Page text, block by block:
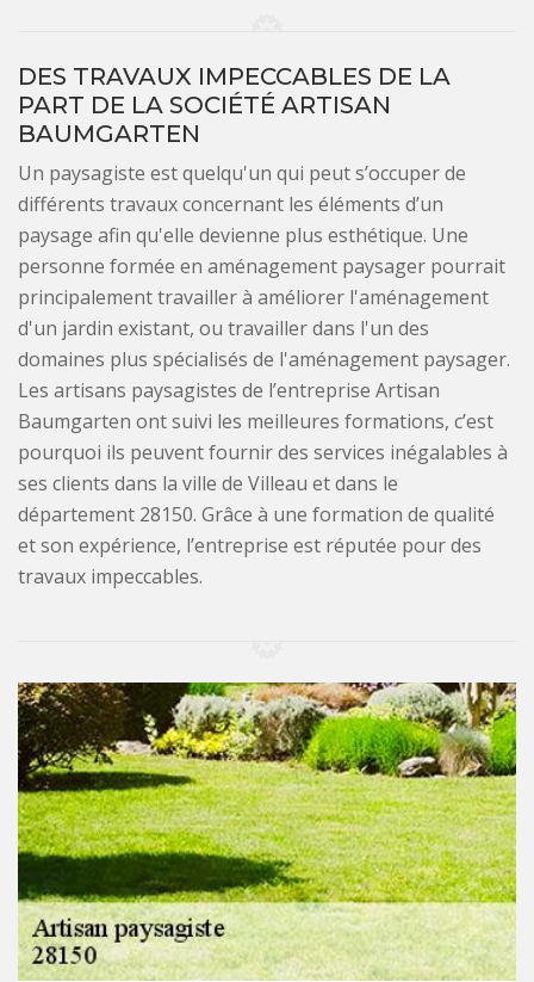
DES TRAVAUX IMPECCABLES DE LA
PART DE LA SOCIÉTÉ ARTISAN
BAUMGARTEN
Un paysagiste est quelqu'un qui peut s’occuper de
différents travaux concernant les éléments d’un
paysage afin qu'elle devienne plus esthétique. Une
personne formée en aménagement paysager pourrait
principalement travailler à améliorer l'aménagement
d'un jardin existant, ou travailler dans l'un des
domaines plus spécialisés de l'aménagement paysager.
Les artisans paysagistes de l’entreprise Artisan
Baumgarten ont suivi les meilleures formations, c’est
pourquoi ils peuvent fournir des services inégalables à
ses clients dans la ville de Villeau et dans le
département 28150. Grâce à une formation de qualité
et son expérience, l’entreprise est réputée pour des
travaux impeccables.